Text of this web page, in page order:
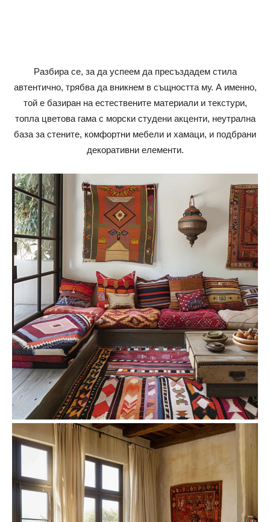
Разбира се, за да успеем да пресъздадем стила
автентично, трябва да вникнем в същността му. А именно,
той е базиран на естествените материали и текстури,
топла цветова гама с морски студени акценти, неутрална
база за стените, комфортни мебели и хамаци, и подбрани
декоративни елементи.